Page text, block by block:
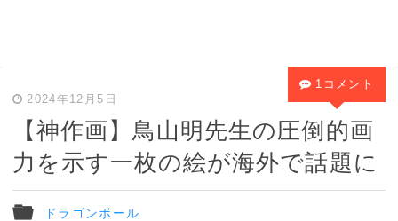
2024年12月5日
【神作画】鳥山明先生の圧倒的画
力を示す一枚の絵が海外で話題に
ドラゴンボール
1コメント